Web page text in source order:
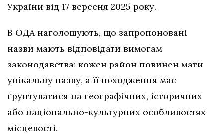
України від 17 вересня 2025 року.
В ОДА наголошують, що запропоновані
назви мають відповідати вимогам
законодавства: кожен район повинен мати
унікальну назву, а її походження має
ґрунтуватися на географічних, історичних
або національно-культурних особливостях
місцевості.